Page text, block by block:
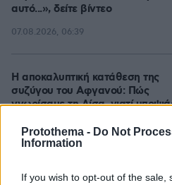
Protothema - Do Not
Information
If you wish to opt-out of the sale,
αυτό...», δείτε βίντεο
07.08.2026, 06:39
Η αποκαλυπτική κατάθεση της
συζύγου του Αφγανού: Πώς
γνωρίσαμε τη Λίσα, γιατί
06.08.2026, 12:32